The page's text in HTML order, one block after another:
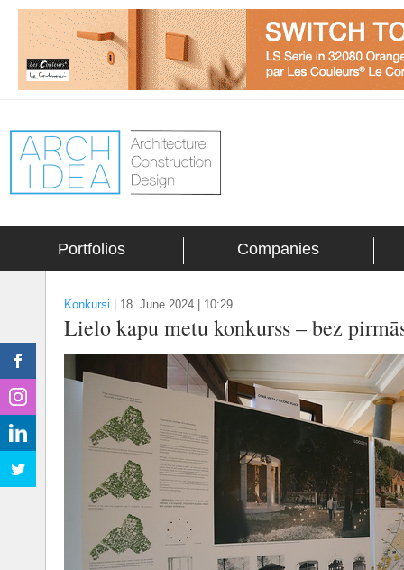
Portfolios Companies
Konkursi 18. June 2024 | 10:29
Lielo kapu metu konkurss – bez